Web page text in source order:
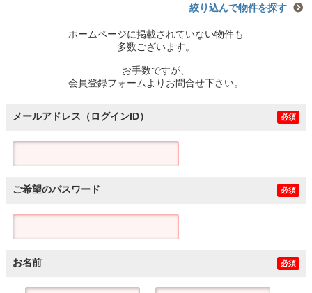
絞り込んで物件を探す
ホームページに掲載されていない物件も
多数ございます。
お手数ですが、
会員登録フォームよりお問合せ下さい。
メールアドレス（ログインID） 必須
ご希望のパスワード 必須
お名前 必須